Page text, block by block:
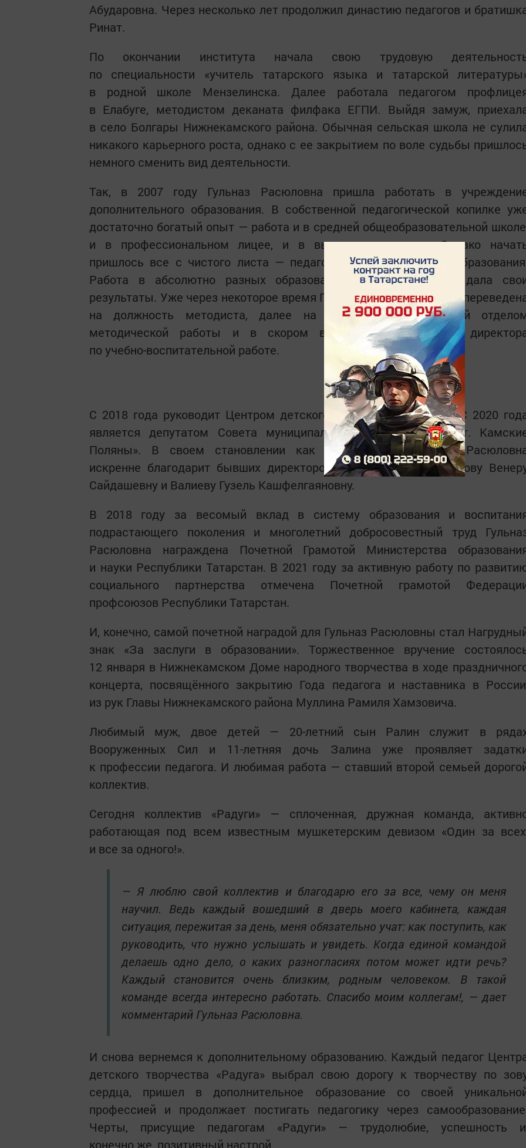
Абударовна. Через несколько лет продолжил династию педагогов и
Ринат.
По окончании института начала свою трудовую
по специальности «учитель татарского языка и татарской
в родной школе Мензелинска. Далее работала педагогом
в Елабуге, методистом деканата филфака ЕГПИ. Выйдя замуж,
в село Болгары Нижнекамского района. Обычная сельская школа не
никакого карьерного роста, однако с ее закрытием по воле судьбы
немного сменить вид деятельности.
Так, в 2007 году Гульназ Расюловна пришла работать в
дополнительного образования. В собственной педагогической копилке
достаточно богатый опыт — работа и в средней общеобразовательной
и в профессиональном лицее, и в высшем заведении. Однако
пришлось все с чистого листа — педагогом дополнительного
Работа в абсолютно разных образовательных учреждениях дала
результаты. Уже через некоторое время Гульназ Расюловна была
на должность методиста, далее на должность заведующей
методической работы и в скором времени заместителем
по учебно-воспитательной работе.
С 2018 года руководит Центром детского творчества «Радуга». С 2020
является депутатом Совета муниципального образования «пгт.
Поляны». В своем становлении как руководителя Гульназ
искренне благодарит бывших директоров ЦДТ «Радуга» Кузнецову
Сайдашевну и Валиеву Гузель Кашфелгаяновну.
В 2018 году за весомый вклад в систему образования и
подрастающего поколения и многолетний добросовестный труд
Расюловна награждена Почетной Грамотой Министерства
и науки Республики Татарстан. В 2021 году за активную работу по
социального партнерства отмечена Почетной грамотой
профсоюзов Республики Татарстан.
И, конечно, самой почетной наградой для Гульназ Расюловны стал
знак «За заслуги в образовании». Торжественное вручение
12 января в Нижнекамском Доме народного творчества в ходе
концерта, посвящённого закрытию Года педагога и наставника в
из рук Главы Нижнекамского района Муллина Рамиля Хамзовича.
Любимый муж, двое детей — 20-летний сын Ралин служит в
Вооруженных Сил и 11-летняя дочь Залина уже проявляет
к профессии педагога. И любимая работа — ставший второй семьей
коллектив.
Сегодня коллектив «Радуги» — сплоченная, дружная команда,
работающая под всем известным мушкетерским девизом «Один за
и все за одного!».
— Я люблю свой коллектив и благодарю его за все, чему он меня
научил. Ведь каждый вошедший в дверь моего кабинета, каждая
ситуация, пережитая за день, меня обязательно учат: как поступить, как
руководить, что нужно услышать и увидеть. Когда единой командой
делаешь одно дело, о каких разногласиях потом может идти речь?
Каждый становится очень близким, родным человеком. В такой
команде всегда интересно работать. Спасибо моим коллегам!, — дает
комментарий Гульназ Расюловна.
И снова вернемся к дополнительному образованию. Каждый педагог
детского творчества «Радуга» выбрал свою дорогу к творчеству по
сердца, пришел в дополнительное образование со своей
профессией и продолжает постигать педагогику через
Черты, присущие педагогам «Радуги» — трудолюбие, успешность
конечно же, позитивный настрой.